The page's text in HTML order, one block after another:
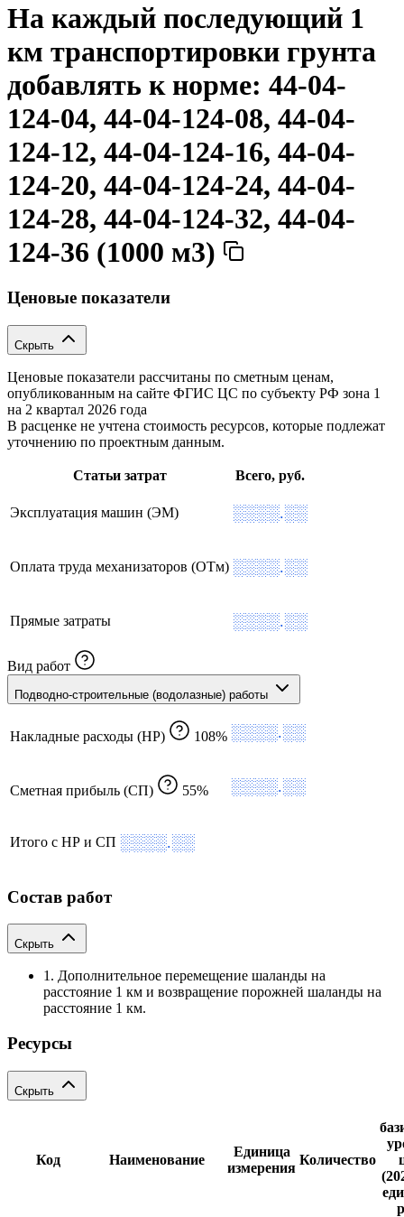
На каждый последующий 1
км транспортировки грунта
добавлять к норме: 44-04-
124-04, 44-04-124-08, 44-04-
124-12, 44-04-124-16, 44-04-
124-20, 44-04-124-24, 44-04-
124-28, 44-04-124-32, 44-04-
124-36 (1000 м3)
Ценовые показатели
Скрыть
Ценовые показатели рассчитаны по сметным ценам,
опубликованным на сайте ФГИС ЦС по субъекту РФ зона 1
на 2 квартал 2026 года
В расценке не учтена стоимость ресурсов, которые подлежат
уточнению по проектным данным.
Статьи затрат Всего, руб.
Эксплуатация машин (ЭМ) ░░░░.░░
Оплата труда механизаторов (ОТм) ░░░░.░░
Прямые затраты ░░░░.░░
Вид работ
Подводно-строительные (водолазные) работы
Накладные расходы (НР) 108% ░░░░.░░
Сметная прибыль (СП) 55% ░░░░.░░
Итого с НР и СП ░░░░.░░
Состав работ
Скрыть
1. Дополнительное перемещение шаланды на
расстояние 1 км и возвращение порожней шаланды на
расстояние 1 км.
Ресурсы
Скрыть
Код Наименование
Единица
измерения
Количество